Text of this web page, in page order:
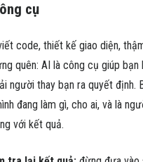
cụ
code, thiết kế giao diện,
quên: AI là công cụ giúp bạn
người thay bạn ra quyết định.
đang làm gì, cho ai, và là
với kết quả.